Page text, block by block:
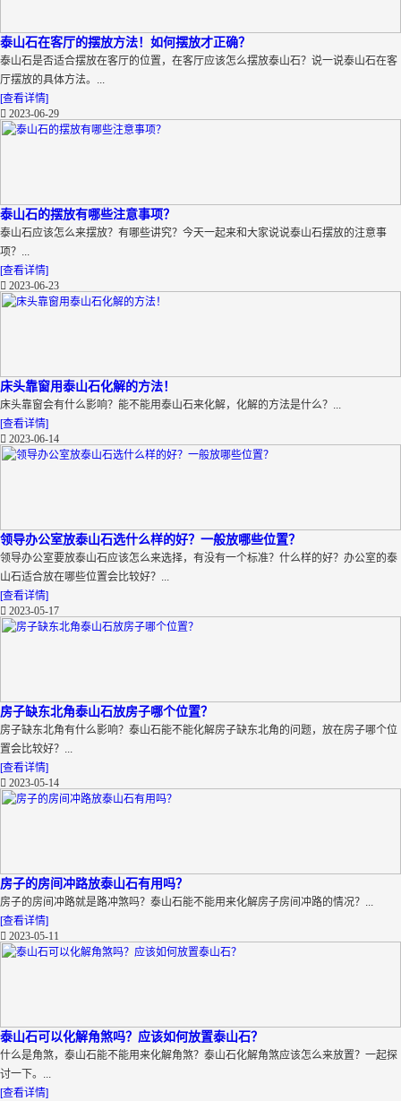
泰山石在客厅的摆放方法！如何摆放才正确？
泰山石是否适合摆放在客厅的位置，在客厅应该怎么摆放泰山石？说一说泰山石在客
厅摆放的具体方法。...
[查看详情]
2023-06-29
泰山石的摆放有哪些注意事项？
泰山石应该怎么来摆放？有哪些讲究？今天一起来和大家说说泰山石摆放的注意事
项？...
[查看详情]
2023-06-23
床头靠窗用泰山石化解的方法！
床头靠窗会有什么影响？能不能用泰山石来化解，化解的方法是什么？...
[查看详情]
2023-06-14
领导办公室放泰山石选什么样的好？一般放哪些位置？
领导办公室要放泰山石应该怎么来选择，有没有一个标准？什么样的好？办公室的泰
山石适合放在哪些位置会比较好？...
[查看详情]
2023-05-17
房子缺东北角泰山石放房子哪个位置？
房子缺东北角有什么影响？泰山石能不能化解房子缺东北角的问题，放在房子哪个位
置会比较好？...
[查看详情]
2023-05-14
房子的房间冲路放泰山石有用吗？
房子的房间冲路就是路冲煞吗？泰山石能不能用来化解房子房间冲路的情况？...
[查看详情]
2023-05-11
泰山石可以化解角煞吗？应该如何放置泰山石？
什么是角煞，泰山石能不能用来化解角煞？泰山石化解角煞应该怎么来放置？一起探
讨一下。...
[查看详情]